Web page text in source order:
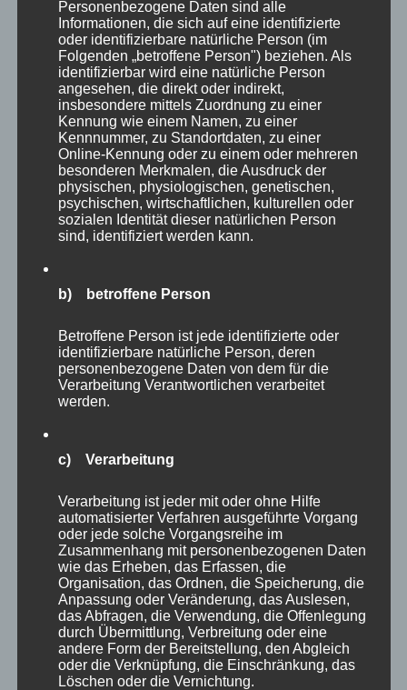
Hagenbeckist natürlich auch für seine
Elefanten bekannt. Sicher ist auch dies eine
Anlage, an der man als Fotograf den ganzen
Tag verweilen könnte. Doch für diesen Tag,
habe ich auch die Elefanten nur gestreift.
Sehr fotogen zeigten sich die Storchenvögel,
also Weißstorch und Nimmersatt. Es fühle sich
Personenbezogene Daten sind alle
Informationen, die sich auf eine identifizierte
oder identifizierbare natürliche Person (im
Folgenden „betroffene Person") beziehen. Als
identifizierbar wird eine natürliche Person
angesehen, die direkt oder indirekt,
insbesondere mittels Zuordnung zu einer
Kennung wie einem Namen, zu einer
Kennnummer, zu Standortdaten, zu einer
Online-Kennung oder zu einem oder mehreren
besonderen Merkmalen, die Ausdruck der
physischen, physiologischen, genetischen,
psychischen, wirtschaftlichen, kulturellen oder
sozialen Identität dieser natürlichen Person
sind, identifiziert werden kann.
b) betroffene Person
Betroffene Person ist jede identifizierte oder
identifizierbare natürliche Person, deren
personenbezogene Daten von dem für die
Verarbeitung Verantwortlichen verarbeitet
werden.
c) Verarbeitung
Verarbeitung ist jeder mit oder ohne Hilfe
automatisierter Verfahren ausgeführte Vorgang
oder jede solche Vorgangsreihe im
Zusammenhang mit personenbezogenen Daten
wie das Erheben, das Erfassen, die
Organisation, das Ordnen, die Speicherung, die
Anpassung oder Veränderung, das Auslesen,
das Abfragen, die Verwendung, die Offenlegung
durch Übermittlung, Verbreitung oder eine
andere Form der Bereitstellung, den Abgleich
oder die Verknüpfung, die Einschränkung, das
Löschen oder die Vernichtung.